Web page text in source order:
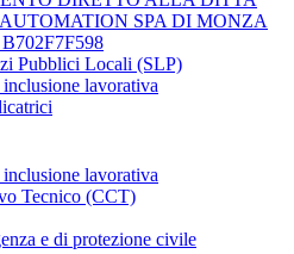
SPA DI MONZA
Pubblici Locali (SLP)
lavorativa
lavorativa
Tecnico (CCT)
e di protezione civile